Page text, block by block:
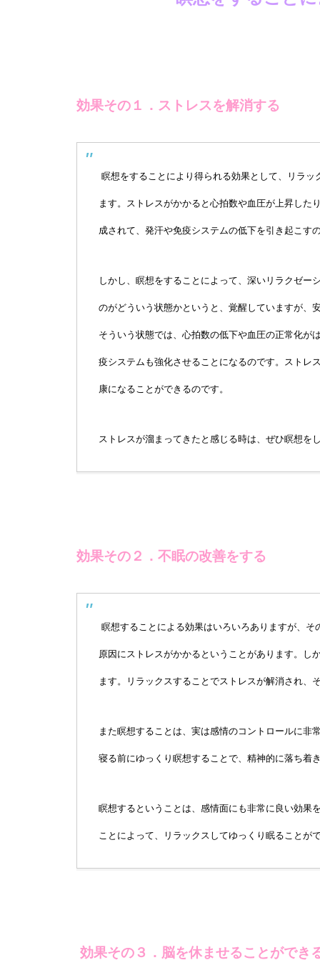
効果その１．ストレスを解消する
瞑想をすることにより得られる効果として、リラ
ます。ストレスがかかると心拍数や血圧が上昇した
成されて、発汗や免疫システムの低下を引き起こすの
しかし、瞑想をすることによって、深いリラクゼー
のがどういう状態かというと、覚醒していますが、
そういう状態では、心拍数の低下や血圧の正常化が
疫システムも強化させることになるのです。ストレ
康になることができるのです。
ストレスが溜まってきたと感じる時は、ぜひ瞑想を
効果その２．不眠の改善をする
瞑想することによる効果はいろいろありますが、
原因にストレスがかかるということがあります。し
ます。リラックスすることでストレスが解消され、
また瞑想することは、実は感情のコントロールに非
寝る前にゆっくり瞑想することで、精神的に落ち着
瞑想するということは、感情面にも非常に良い効果
ことによって、リラックスしてゆっくり眠ることが
効果その３．脳を休ませることができ